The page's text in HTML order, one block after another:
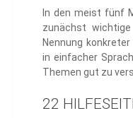
In den meist fünf
zunächst
Nennung
in einfacher
Themen gut zu
22